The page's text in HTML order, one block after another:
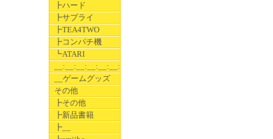
┣ハード
┣サプライ
┣TEA4TWO
┣コンパチ機
┗ATARI
__:__:__:__:__:__:__
__ゲームグッズ
その他
┣その他
┣新品書籍
┣__